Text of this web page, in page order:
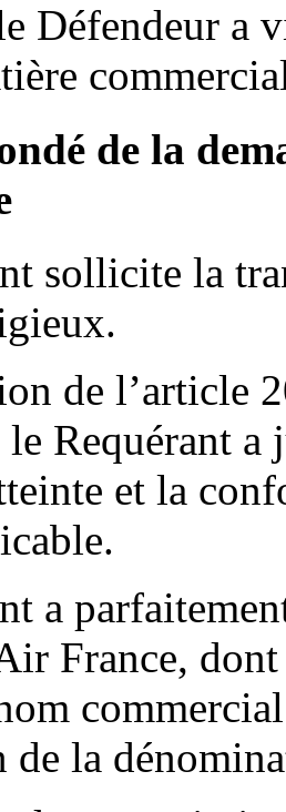
Défendeur a
de la
sollicite la
de l’article
Requérant a
et la
a
France,
la